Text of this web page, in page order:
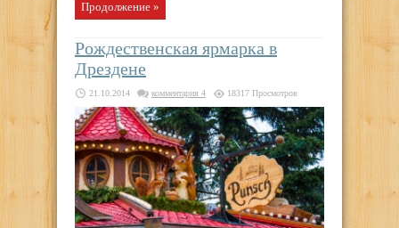
Продолжение »
Рождественская ярмарка в
Дрездене
21.10.2014 комментария 4 18317 Просмотров